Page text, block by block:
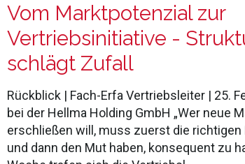
Vom Marktpotenzial zur
Vertriebsinitiative -
schlägt Zufall
Rückblick | Fach-Erfa Vertriebsleiter | 25.
bei der Hellma Holding GmbH „Wer neue
erschließen will, muss zuerst die richtigen
und dann den Mut haben, konsequent zu